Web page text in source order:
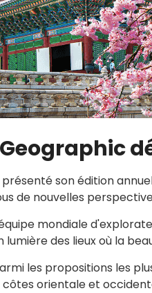
son édition
de nouvelles
mondiale
lumière des lieux où la
les propositions les
côtes orientale et